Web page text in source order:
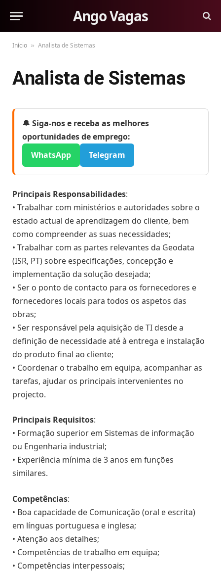
Ango Vagas
Início » Analista de Sistemas
Analista de Sistemas
🔔 Siga-nos e receba as melhores
oportunidades de emprego:
WhatsApp
Telegram
Principais Responsabilidades:
• Trabalhar com ministérios e autoridades sobre o
estado actual de aprendizagem do cliente, bem
como compreender as suas necessidades;
• Trabalhar com as partes relevantes da Geodata
(ISR, PT) sobre especificações, concepção e
implementação da solução desejada;
• Ser o ponto de contacto para os fornecedores e
fornecedores locais para todos os aspetos das
obras;
• Ser responsável pela aquisição de TI desde a
definição de necessidade até à entrega e instalação
do produto final ao cliente;
• Coordenar o trabalho em equipa, acompanhar as
tarefas, ajudar os principais intervenientes no
projecto.
Principais Requisitos:
• Formação superior em Sistemas de informação
ou Engenharia industrial;
• Experiência mínima de 3 anos em funções
similares.
Competências:
• Boa capacidade de Comunicação (oral e escrita)
em línguas portuguesa e inglesa;
• Atenção aos detalhes;
• Competências de trabalho em equipa;
• Competências interpessoais;